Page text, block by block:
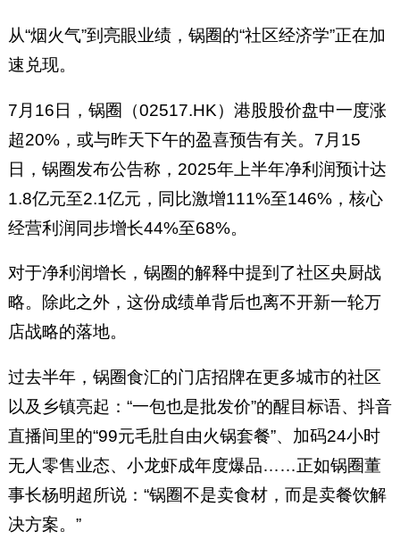
从“烟火气”到亮眼业绩，锅圈的“社区经济学”正在加
速兑现。
7月16日，锅圈（02517.HK）港股股价盘中一度涨
超20%，或与昨天下午的盈喜预告有关。7月15
日，锅圈发布公告称，2025年上半年净利润预计达
1.8亿元至2.1亿元，同比激增111%至146%，核心
经营利润同步增长44%至68%。
对于净利润增长，锅圈的解释中提到了社区央厨战
略。除此之外，这份成绩单背后也离不开新一轮万
店战略的落地。
过去半年，锅圈食汇的门店招牌在更多城市的社区
以及乡镇亮起：“一包也是批发价”的醒目标语、抖音
直播间里的“99元毛肚自由火锅套餐”、加码24小时
无人零售业态、小龙虾成年度爆品……正如锅圈董
事长杨明超所说：“锅圈不是卖食材，而是卖餐饮解
决方案。”